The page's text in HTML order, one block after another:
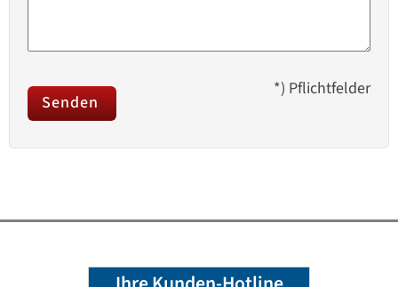
*) Pflichtfelder